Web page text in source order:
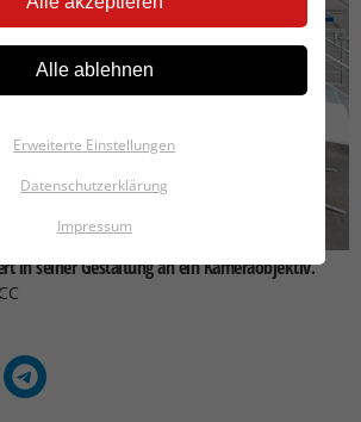
in seiner Gestaltung an ein Kameraobjektiv.
Alle ablehnen
Erweiterte Einstellungen
Datenschutzerklärung
Impressum